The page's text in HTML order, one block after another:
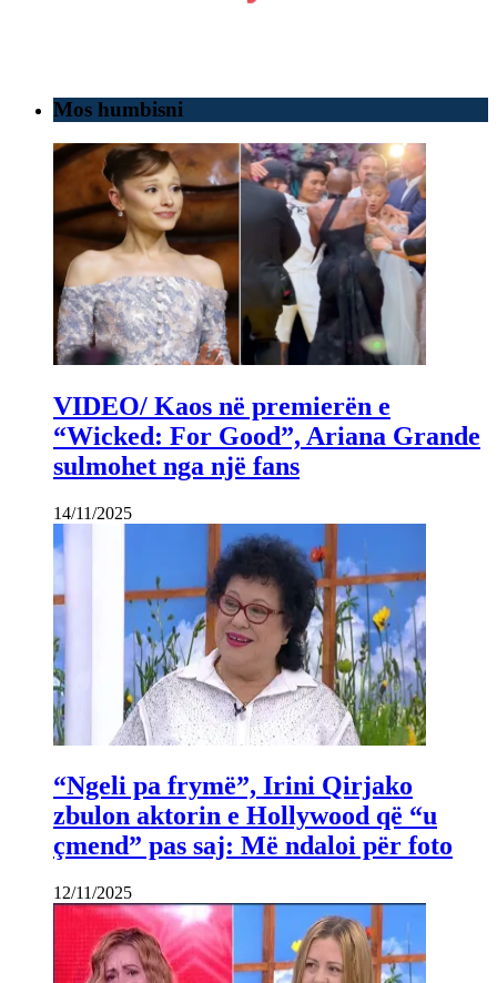
Mos humbisni
VIDEO/ Kaos në premierën e
“Wicked: For Good”, Ariana Grande
sulmohet nga një fans
14/11/2025
“Ngeli pa frymë”, Irini Qirjako
zbulon aktorin e Hollywood që “u
çmend” pas saj: Më ndaloi për foto
12/11/2025